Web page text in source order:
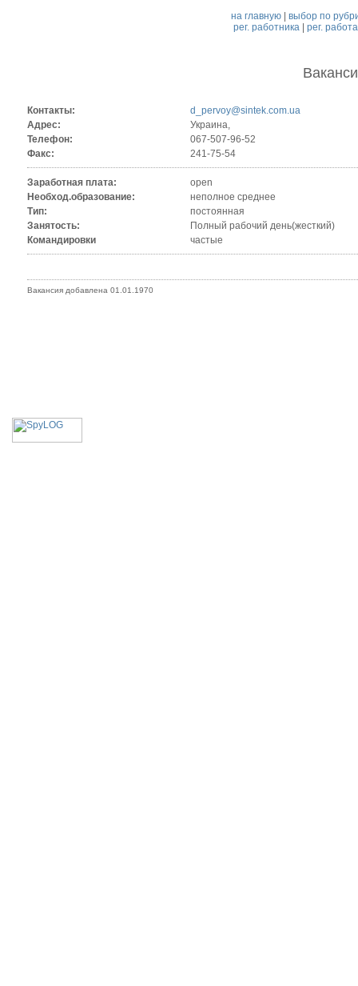
на главную |выбор по
рег. работника| рег.
Контакты:
d_pervoy@sintek.com.ua
Адрес:
Украина,
Телефон:
067-507-96-52
Факс:
241-75-54
Заработная плата:
open
Необход.образование:
неполное среднее
Тип:
постоянная
Занятость:
Полный рабочий день(жесткий)
Командировки
частые
Вакансия добавлена 01.01.1970